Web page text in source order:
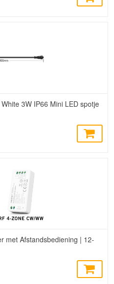
3W IP66 Mini LED spotje
met Afstandsbediening | 12-